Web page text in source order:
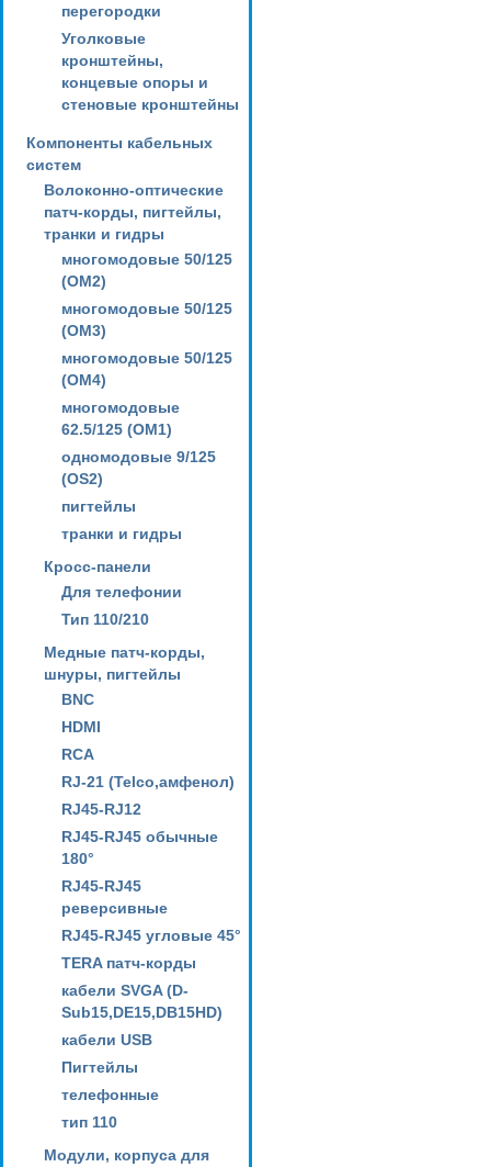
перегородки
Уголковые
кронштейны,
концевые опоры и
стеновые кронштейны
Компоненты кабельных
систем
Волоконно-оптические
патч-корды, пигтейлы,
транки и гидры
многомодовые 50/125
(OM2)
многомодовые 50/125
(OM3)
многомодовые 50/125
(OM4)
многомодовые
62.5/125 (OM1)
одномодовые 9/125
(OS2)
пигтейлы
транки и гидры
Кросс-панели
Для телефонии
Тип 110/210
Медные патч-корды,
шнуры, пигтейлы
BNC
HDMI
RCA
RJ-21 (Telco,амфенол)
RJ45-RJ12
RJ45-RJ45 обычные
180°
RJ45-RJ45
реверсивные
RJ45-RJ45 угловые 45°
TERA патч-корды
кабели SVGA (D-
Sub15,DE15,DB15HD)
кабели USB
Пигтейлы
телефонные
тип 110
Модули, корпуса для